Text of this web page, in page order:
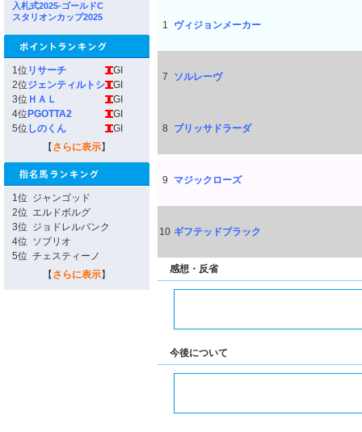
入札式2025-ゴールドC
スタリオンカップ2025
1位 リサーチ
GI
2位ジェンティルトシ
GI
3位 ＨＡＬ
GI
4位 PGOTTA2
GI
5位 しのくん
GI
【 さらに表示】
1位 ジャンゴッド
2位 エルドボルグ
3位 ジョドレルバンク
4位 ソブリオ
5位 チェスティーノ
【 さらに表示】
1 ヴィジョンメーカー
7 ソルレーヴ
8 ブリッサドラーダ
9 マジックローズ
10 ギフテッドブラック
感想・反省
今後について